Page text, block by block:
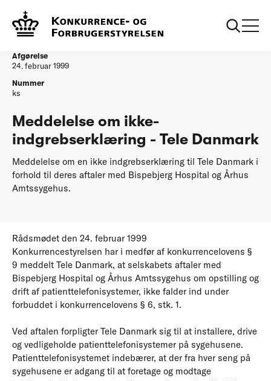
Afgørelser
Danmark
Afgørelse
24. februar 1999
Nummer
ks
Meddelelse om ikke-
indgrebserklæring - Tele Danmark
Meddelelse om en ikke indgrebserklæring til Tele Danmark i
forhold til deres aftaler med Bispebjerg Hospital og Århus
Amtssygehus.
Rådsmødet den 24. februar 1999
Konkurrencestyrelsen har i medfør af konkurrencelovens §
9 meddelt Tele Danmark, at selskabets aftaler med
Bispebjerg Hospital og Århus Amtssygehus om opstilling og
drift af patienttelefonisystemer, ikke falder ind under
forbuddet i konkurrencelovens § 6, stk. 1.
Ved aftalen forpligter Tele Danmark sig til at installere, drive
og vedligeholde patienttelefonisystemer på sygehusene.
Patienttelefonisystemet indebærer, at der fra hver seng på
sygehusene er adgang til at foretage og modtage